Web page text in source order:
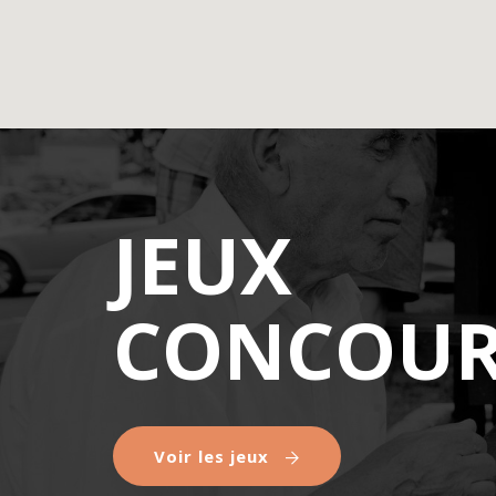
JEUX
Voir les jeux